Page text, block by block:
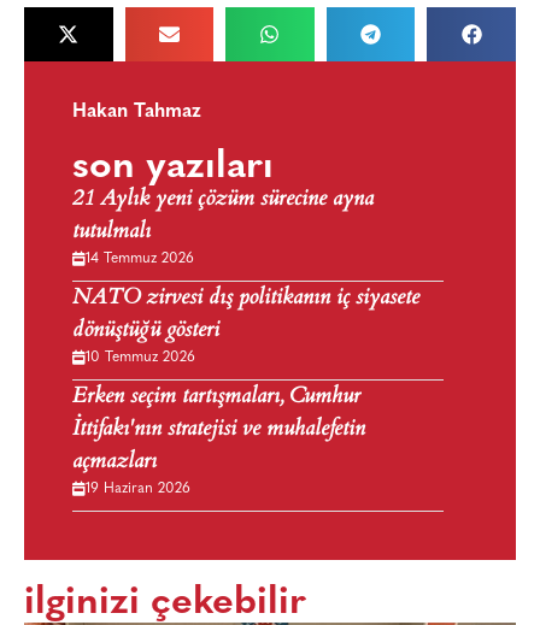
Hakan Tahmaz
son yazıları
21 Aylık yeni çözüm sürecine ayna
tutulmalı
14 Temmuz 2026
NATO zirvesi dış politikanın iç siyasete
dönüştüğü gösteri
10 Temmuz 2026
Erken seçim tartışmaları, Cumhur
İttifakı'nın stratejisi ve muhalefetin
açmazları
19 Haziran 2026
ilginizi çekebilir